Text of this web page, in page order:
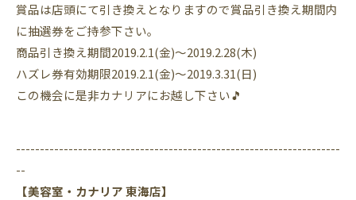
賞品は店頭にて引き換えとなりますので賞品引き換え期間内
に抽選券をご持参下さい。
商品引き換え期間2019.2.1(金)〜2019.2.28(木)
ハズレ券有効期限2019.2.1(金)〜2019.3.31(日)
この機会に是非カナリアにお越し下さい🎵
--------------------------------------------------------------------
--
【美容室・カナリア 東海店】